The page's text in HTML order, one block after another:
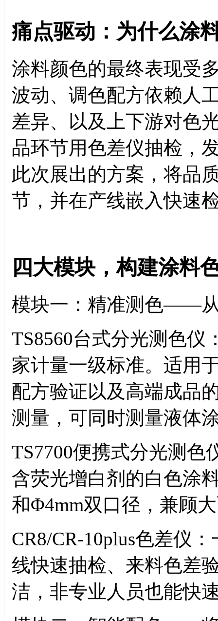
痛点驱动：为什么涂
涂料颜色的最终表现受
波动、调色配方依赖人
差异、以及上下游对色
品环节用色差仪抽检，
此次展出的方案，将品
节，并在产线嵌入快速
四大模块，构建涂料
模块一：精准测色——
TS8560台式分光测色仪
家计量一级标准。适用
配方验证以及高端成品
测量，可同时测量液体
TS7700便携式分光测色
含荧光增白剂的白色涂
和Φ4mm双口径，兼顾
CR8/CR-10plus色差仪
线快速抽检、来料色差
洁，非专业人员也能快